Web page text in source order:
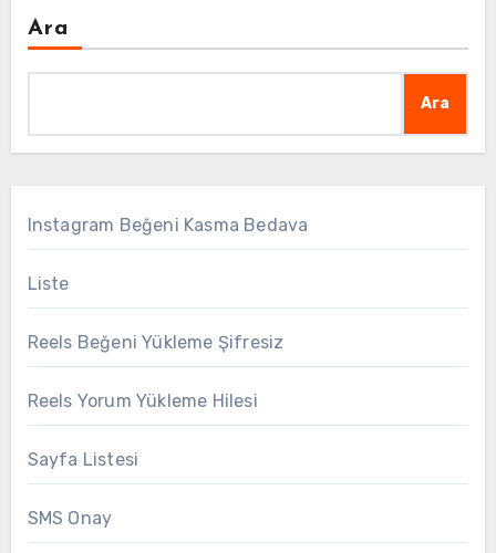
Ara
Ara
Instagram Beğeni Kasma Bedava
Liste
Reels Beğeni Yükleme Şifresiz
Reels Yorum Yükleme Hilesi
Sayfa Listesi
SMS Onay